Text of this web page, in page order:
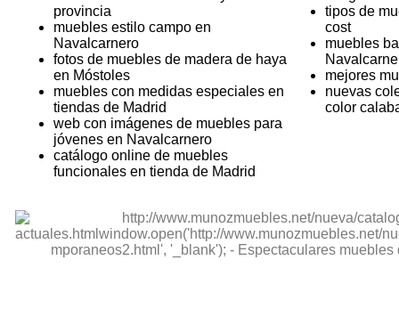
provincia
muebles estilo campo en
Navalcarnero
fotos de muebles de madera de haya
en Móstoles
muebles con medidas especiales en
tiendas de Madrid
web con imágenes de muebles para
jóvenes en Navalcarnero
catálogo online de muebles
funcionales en tienda de Madrid
tipos de
cost
muebles
mejores
nuevas
color